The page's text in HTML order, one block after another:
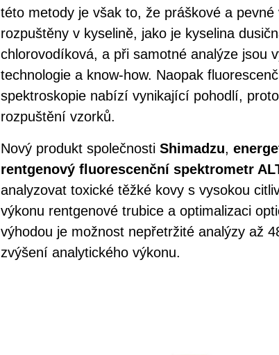
této metody je však to, že práškové a
rozpuštěny v kyselině, jako je kyselina
chlorovodíková, a při samotné analýze jsou
technologie a know-how. Naopak
spektroskopie nabízí vynikající pohodlí,
rozpuštění vzorků.
Nový produkt společnosti Shimadzu,
rentgenový fluorescenční spektrometr
analyzovat toxické těžké kovy s vysokou
výkonu rentgenové trubice a optimalizaci
výhodou je možnost nepřetržité analýzy až
zvýšení analytického výkonu.